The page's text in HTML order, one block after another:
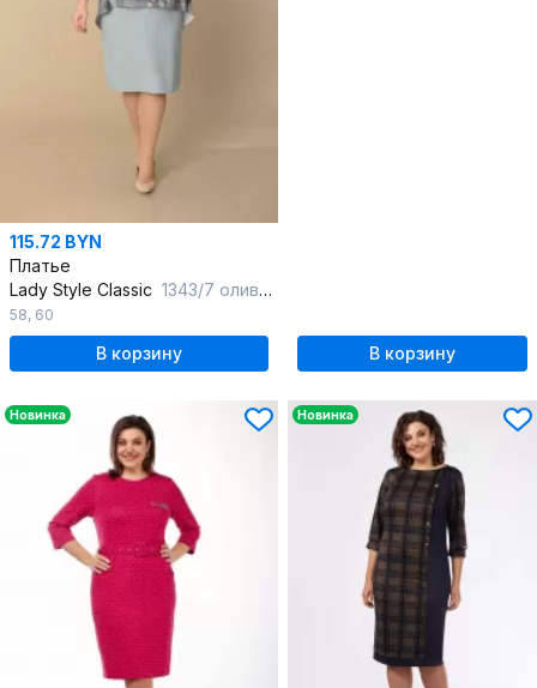
115.72 BYN
Платье
Lady Style Classic 1343/7 оливковый
58, 60
В корзину В корзину
Новинка Новинка